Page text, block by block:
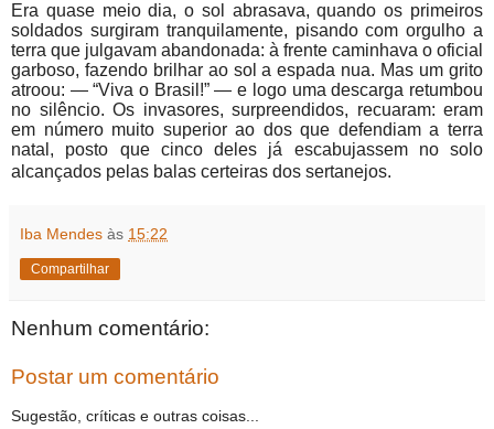
Era quase meio dia, o sol abrasava, quando os primeiros
soldados surgiram tranquilamente, pisando com orgulho a
terra que julgavam abandonada: à frente caminhava o oficial
garboso, fazendo brilhar ao sol a espada nua. Mas um grito
atroou: — “Viva o Brasil!” — e logo uma descarga retumbou
no silêncio. Os invasores, surpreendidos, recuaram: eram
em número muito superior ao dos que defendiam a terra
natal, posto que cinco deles já escabujassem no solo
alcançados pelas balas certeiras dos sertanejos.
Iba Mendes às 15:22
Compartilhar
Nenhum comentário:
Postar um comentário
Sugestão, críticas e outras coisas...